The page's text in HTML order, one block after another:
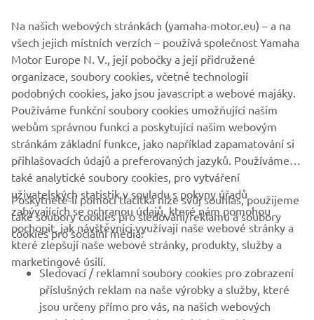
FIREMNÍ
B2B
VÍCE YAMAHA
Na našich webových stránkách (yamaha-motor.eu) – a na
všech jejich místních verzích – používá společnost Yamaha
Motor Europe N. V., její pobočky a její přidružené
organizace, soubory cookies, včetně technologií
podobných cookies, jako jsou javascript a webové majáky.
Používáme funkční soubory cookies umožňující našim
webům správnou funkci a poskytující našim webovým
stránkám základní funkce, jako například zapamatování si
přihlašovacích údajů a preferovaných jazyků. Používáme
také analytické soubory cookies, pro vytváření
uživatelských statistik v souladu s pokyny úřadů
zabývajících se ochranou údajů, které nám pomohou
pochopit, jak návštěvníci využívají naše webové stránky a
které zlepšují naše webové stránky, produkty, služby a
marketingové úsilí.
Poskytnete-li pomocí tlačítka níže svůj souhlas, použijeme
také soubory cookies pro sledování/reklamu a soubory
cookies pro sociální média:
Sledovací / reklamní soubory cookies pro zobrazení
příslušných reklam na naše výrobky a služby, které
jsou určeny přímo pro vás, na našich webových